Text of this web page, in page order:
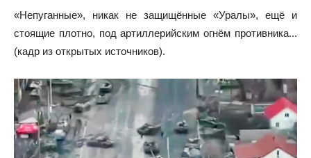
«Непуганные», никак не защищённые «Уралы», ещё и
стоящие плотно, под артиллерийским огнём противника...
(кадр из открытых источников).